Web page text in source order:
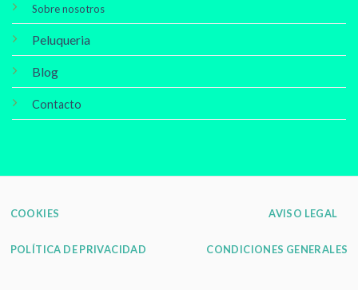
Sobre nosotros
Peluqueria
Blog
Contacto
COOKIES
POLÍTICA DE PRIVACIDAD
AVISO LEGAL
CONDICIONES GENERALES